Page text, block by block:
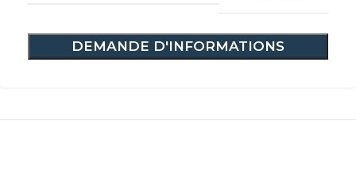
DEMANDE D'INFORMATIONS